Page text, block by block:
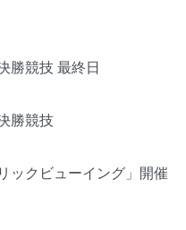
勝競技 最終日
勝競技
ックビューイング」開催